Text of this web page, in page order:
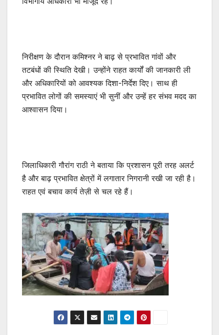
निरीक्षण के दौरान कमिश्नर ने बाढ़ से प्रभावित गांवों और
तटबंधों की स्थिति देखी। उन्होंने राहत कार्यों की जानकारी ली
और अधिकारियों को आवश्यक दिशा-निर्देश दिए। साथ ही
प्रभावित लोगों की समस्याएं भी सुनीं और उन्हें हर संभव मदद का
आश्वासन दिया।
जिलाधिकारी गौरांग राठी ने बताया कि प्रशासन पूरी तरह अलर्ट
है और बाढ़ प्रभावित क्षेत्रों में लगातार निगरानी रखी जा रही है।
राहत एवं बचाव कार्य तेज़ी से चल रहे हैं।